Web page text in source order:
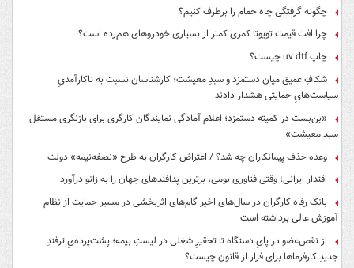
چگونه گرفتگی چاه حمام را برطرف کنیم؟
چرا افت قیمت تویوتا کمری کمتر از بسیاری خودروهای هم‌رده است؟
چاپ uv dtf چیست؟
شکافِ عمیق میان دستمزد و سبدِ معیشت؛ کارشناسان نسبت به ناکارآمدیِ
سیاست‌هایِ حمایتی هشدار دادند
«بن‌بست در کمیته دستمزد؛ اعلام آمادگی نمایندگان کارگری برای بازنگری مستقل
سبد معیشت»
وعده حذف پیمانکاران چه شد؟ / اعتراض کارگران به طرح «نصفه‌نیمه» دولت
اقتدار ایرانی؛ وقتی فناوری بومی، برترین پدافندهای جهان را به زانو درآورد
بانک رفاه کارگران در سال‌های اخیر گام‌های اثربخشی در مسیر حمایت از نظام
آموزش عالی برداشته است
از نقص‌عضو در پایِ دستگاه تا تحقیرِ شغلی در لیستِ بیمه؛ پشت‌پرده‌یِ ترفندِ
جدیدِ کارفرماها برای فرار از قانون چیست؟